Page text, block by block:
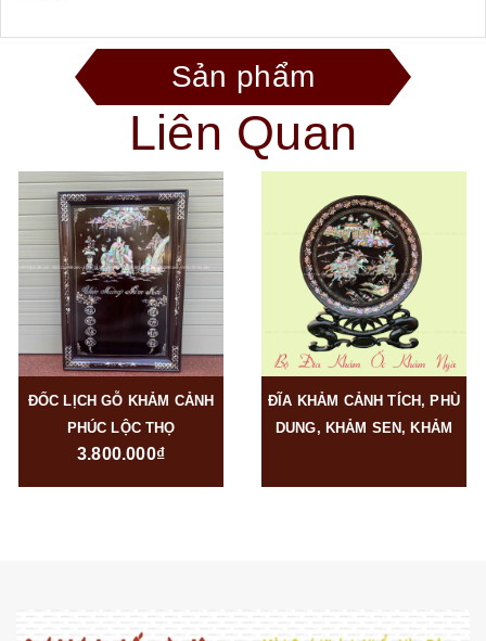
Sản phẩm
Liên Quan
ĐỐC LỊCH GỖ KHẢM CẢNH
PHÚC LỘC THỌ
3.800.000₫
ĐĨA KHẢM CẢNH TÍCH, PHÙ
DUNG, KHẢM SEN, KHẢM